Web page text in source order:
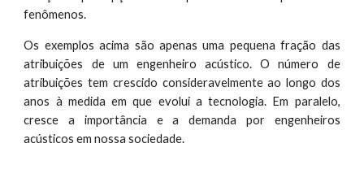
fenômenos.
Os exemplos acima são apenas uma pequena fração das
atribuições de um engenheiro acústico. O número de
atribuições tem crescido consideravelmente ao longo dos
anos à medida em que evolui a tecnologia. Em paralelo,
cresce a importância e a demanda por engenheiros
acústicos em nossa sociedade.